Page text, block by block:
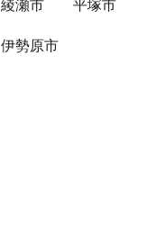
綾瀬市 平塚市
伊勢原市